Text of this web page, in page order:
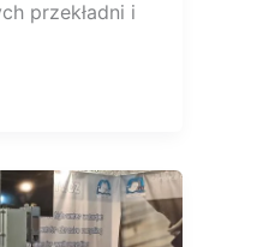
przekładni i